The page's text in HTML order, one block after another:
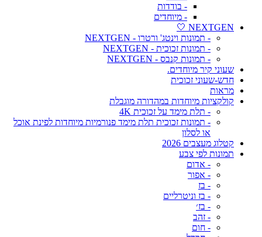
- בודדות
- מיוחדים
NEXTGEN 🤍
- תמונות וינטג' ורטרו - NEXTGEN
- תמונות זכוכית - NEXTGEN
- תמונות קנבס - NEXTGEN
שעוני קיר מיוחדים.
חדש-שעוני זכוכית
מראות
קולקציות מיוחדות במהדורה מוגבלת
- תלת מימד על זכוכית 4K
- תמונות זכוכית תלת מימד פנורמיות מיוחדות לפינת אוכל
או לסלון
קטלוג מעצבים 2026
תמונות לפי צבע
- אדום
- אפור
- בז
- בז וניטרליים
- בז׳
- זהב
- חום